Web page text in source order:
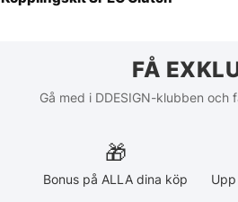
FÅ
Gå med i DDESIGN-klubben
🎁
Bonus på ALLA dina köp